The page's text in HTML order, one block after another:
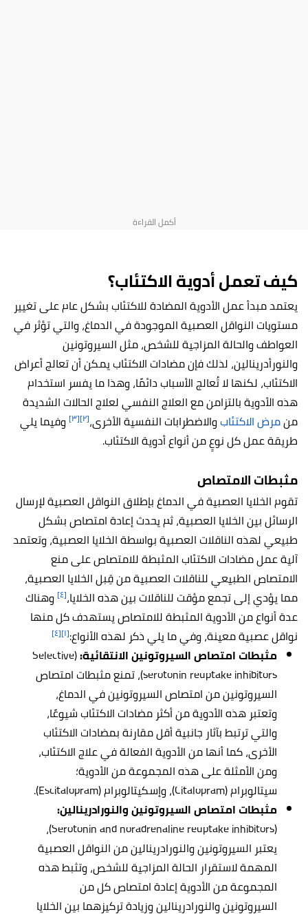
كيف تعمل أدوية الاكتئاب؟
يعتمد مبدأ عمل الأدوية المضادة للاكتئاب بشكل عام على تغيير
مستويات النواقل العصبية الموجودة في الدماغ، والتي تؤثر في
العواطف والحالة المزاجية للشخص، مثل السيروتونين
والنورأدرينالين، لذلك فإن مضادات الاكتئاب يمكن أن تعالج أعراض
الاكتئاب، لكنها لا تُعالج الأسباب دائمًا، وهذا ما يفسر استخدام
هذه الأدوية بالتزامن مع العلاج النفسي لعلاج الحالات الشديدة
منمرض الاكتئابوالاضطرابات النفسية الأخرى،[٢] [٣]
وفيما يلي
طريقة عمل كل نوعٍ من أنواع أدوية الاكتئاب.
مثبطات الامتصاص
تقوم الخلايا العصبية في الدماغ بإطلاق النواقل العصبية لإرسال
الرسائل بين الخلايا العصبية، ثم يحدث إعادة امتصاص بشكل
طبيعي لهذه الناقلات العصبية بواسطة الخلايا العصبية، وتعتمد
آلية عمل مضادات الاكتئاب المثبطة للامتصاص على منع
الامتصاص الطبيعي للناقلات العصبية من قِبل الخلايا العصبية،
مما يؤدي إلى تجمع مؤقت للناقلات بين هذه الخلايا،[٤]
وهناك
عدة أنواع من الأدوية المثبطة للامتصاص يستهدف كل منها
نواقل عصبية معينة، وفي ما يلي ذكر لهذه الأنواع:[١] [٤]
مثبطات امتصاص السيروتونين الانتقائية: (Selective
serotonin reuptake inhibitors)، تمنع مثبطات امتصاص
السيروتونين من امتصاص السيروتونين في الدماغ،
وتعتبر هذه الأدوية من أكثر مضادات الاكتئاب شيوعًا،
والتي ترتبط بآثار جانبية أقل مقارنة بمضادات الاكتئاب
الأخرى، كما أنها من الأدوية الفعالة في علاج الاكتئاب،
ومن الأمثلة على هذه المجموعة من الأدوية؛
سيتالوبرام (Citalopram)، وإسكيتالوبرام (Escitalopram).
مثبطات امتصاص السيروتونين والنورادرينالين:
(Serotonin and noradrenaline reuptake inhibitors)،
يعتبر السيروتونين والنورادرينالين من النواقل العصبية
المهمة لاستقرار الحالة المزاجية للشخص، وتثبط هذه
المجموعة من الأدوية إعادة امتصاص كل من
السيروتونين والنورادرينالين وزيادة تركيزهما بين الخلايا